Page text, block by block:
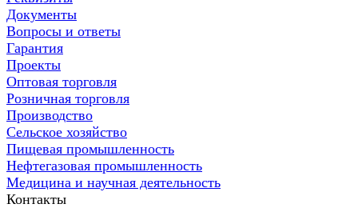
Документы
Вопросы и ответы
Гарантия
Проекты
Оптовая торговля
Розничная торговля
Производство
Сельское хозяйство
Пищевая промышленность
Нефтегазовая промышленность
Медицина и научная деятельность
Контакты